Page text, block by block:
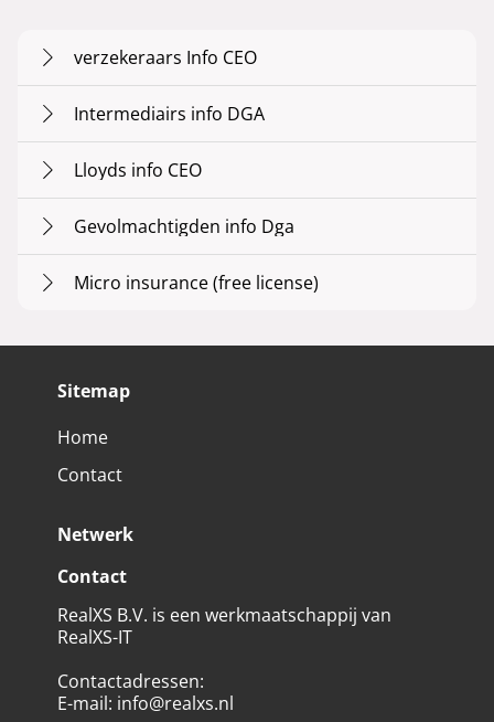
verzekeraars Info CEO
Intermediairs info DGA
Lloyds info CEO
Gevolmachtigden info Dga
Micro insurance (free license)
Sitemap
Home
Contact
Netwerk
Contact
RealXS B.V. is een werkmaatschappij van
RealXS-IT
Contactadressen:
E-mail: info@realxs.nl